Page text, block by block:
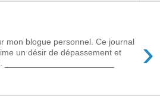
›
mon blogue personnel. Ce journal
un désir de dépassement et
_______________________